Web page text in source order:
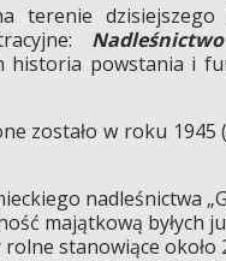
dzisiejszego
historia powstania i
zostało w roku 1945
nadleśnictwa
majątkową byłych
rolne stanowiące około